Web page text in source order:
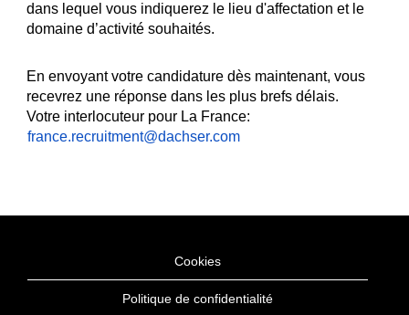
dans lequel vous indiquerez le lieu d'affectation et le
domaine d’activité souhaités.
En envoyant votre candidature dès maintenant, vous
recevrez une réponse dans les plus brefs délais.
Votre interlocuteur pour La France:
france.recruitment@dachser.com
Cookies
Politique de confidentialité